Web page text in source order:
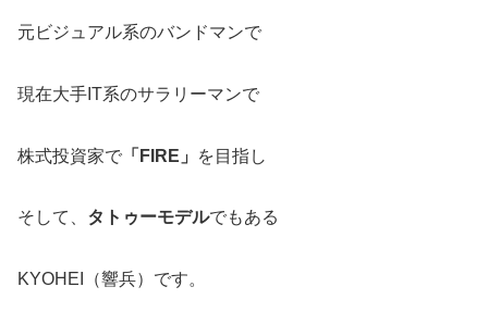
元ビジュアル系のバンドマンで
現在大手IT系のサラリーマンで
株式投資家で 「FIRE」 を目指し
そして、 タトゥーモデルでもある
KYOHEI（響兵）です。